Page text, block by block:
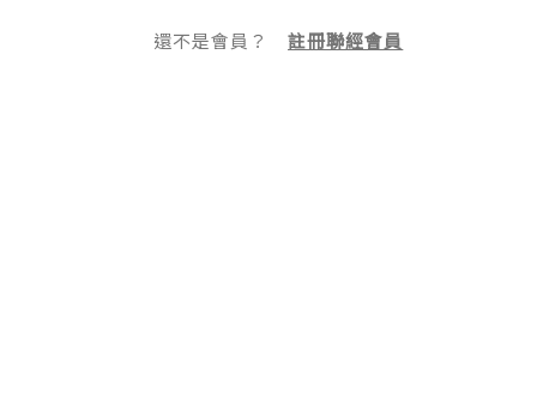
還不是會員？註冊聯經會員